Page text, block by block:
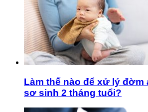
Làm thế nào để xử lý đờm
sơ sinh 2 tháng tuổi?